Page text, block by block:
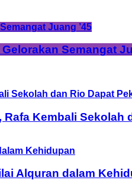
Semangat
Kembali Sekolah
Alquran dalam